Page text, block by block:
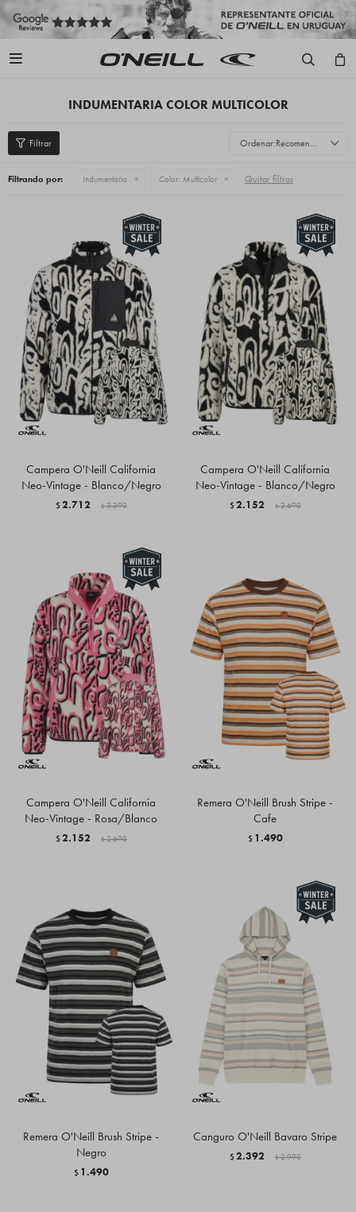

INDUMENTARIA COLOR MULTICOLOR
Recomendados
Filtrando por: Indumentaria Color: Multicolor Quitar filtros
Campera O'Neill California
Neo-Vintage - Blanco/Negro
$2.712 $ 3.390
Campera O'Neill California
Neo-Vintage - Blanco/Negro
$2.152 $ 2.690
Campera O'Neill California
Neo-Vintage - Rosa/Blanco
$2.152 $ 2.690
Remera O'Neill Brush Stripe -
Cafe
$ 1.490
Remera O'Neill Brush Stripe -
Negro
$ 1.490
Canguro O'Neill Bavaro Stripe
$2.392 $ 2.990